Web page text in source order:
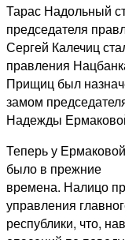
Тарас Надольный
председателя
Сергей Калечиц
правления
Прищиц был
замом
Надежды
Теперь у
было в прежние
времена. Налицо
управления
республики, что,